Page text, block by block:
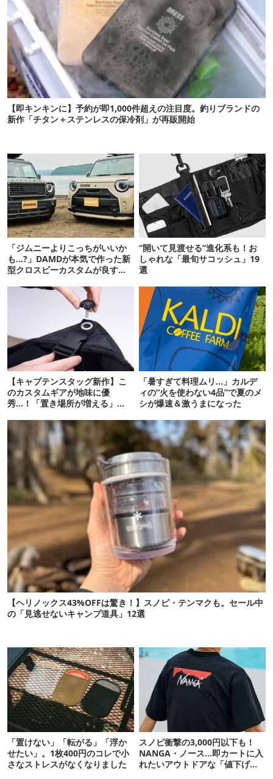
【即キンキンに】予約が即1,000件超えの注目度。釣りブランドの
新作「チタン＋ステンレスの保冷剤」が再販開始
「ジムニーよりこっちがいいか
も…?」DAMDが本気で作った新
型クロスビーカスタムが良すぎ
“開いて見渡せる”進化系も！お
しゃれな「最旬サコッシュ」19
選
【キャプテンスタッグ新作】こ
のカスタムギアが地味に優
秀…！「置き場所が増える」
「暑すぎて料理ムリ…」カルデ
ィの“火を使わない4品”で夏のメ
シが爆速＆激うまになった
【ヘリノックス43%OFFは驚き！】スノピ・テンマクも。セール中
の「見逃せないキャンプ道具」12選
「置けない」「転がる」「浮か
せたい」。1枚400円のコレで小
さなストレスがなくなりました
スノピ衝撃の3,000円以下も！
NANGA・ノース…即カートに入
れたいアウトドアな「値下げ夏